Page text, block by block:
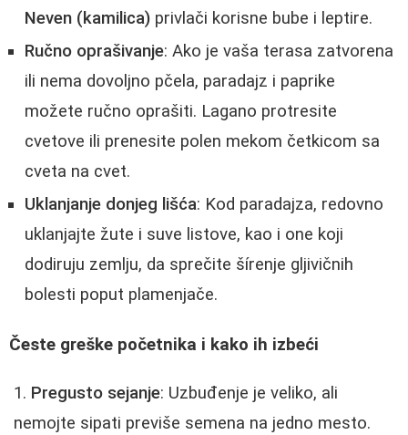
Neven (kamilica) privlači korisne bube i leptire.
Ručno oprašivanje: Ako je vaša terasa zatvorena
ili nema dovoljno pčela, paradajz i paprike
možete ručno oprašiti. Lagano protresite
cvetove ili prenesite polen mekom četkicom sa
cveta na cvet.
Uklanjanje donjeg lišća: Kod paradajza, redovno
uklanjajte žute i suve listove, kao i one koji
dodiruju zemlju, da sprečite šírenje gljivičnih
bolesti poput plamenjače.
Česte greške početnika i kako ih izbeći
Pregusto sejanje: Uzbuđenje je veliko, ali
nemojte sipati previše semena na jedno mesto.